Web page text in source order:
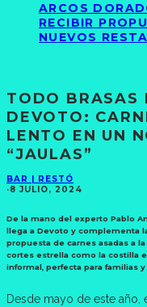
ARCOS
RECIBIR
NUEVOS
TODO BRASAS
DEVOTO:
LENTO EN UN
“JAULAS”
BAR | RESTÓ
·8 JULIO, 2024
De la mano del experto Pablo
llega a Devoto y complementa
propuesta de carnes asadas a
cortes estrella como la costilla
informal, perfecta para familias
Desde mayo de este